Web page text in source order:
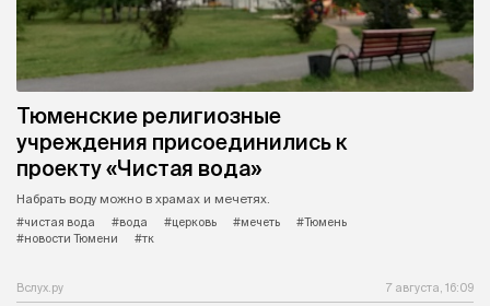
Тюменские религиозные
учреждения присоединились к
проекту «Чистая вода»
Набрать воду можно в храмах и мечетях.
#чистая вода
#вода #церковь #мечеть
#Тюмень
#новости Тюмени
#тк
Вслух.ру 7 августа, 16:09